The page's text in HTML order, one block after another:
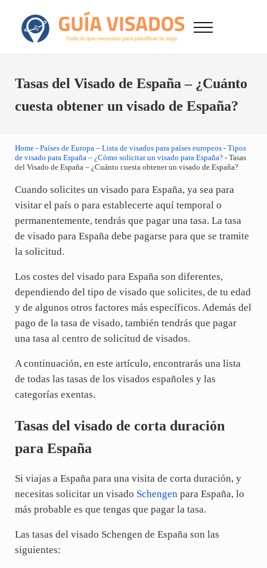
GuiaVisado.com - Guía de visados de viaje en
Otro sitio realizado con WordPress
Menu
Tasas del Visado de España – ¿Cuánto
cuesta obtener un visado de España?
Home- Países de Europa – Lista de visados para países europeos- Tipos
de visado para España – ¿Cómo solicitar un visado para España?- Tasas
del Visado de España – ¿Cuánto cuesta obtener un visado de España?
Cuando solicites un visado para España, ya sea para
visitar el país o para establecerte aquí temporal o
permanentemente, tendrás que pagar una tasa. La tasa
de visado para España debe pagarse para que se tramite
la solicitud.
Los costes del visado para España son diferentes,
dependiendo del tipo de visado que solicites, de tu edad
y de algunos otros factores más específicos. Además del
pago de la tasa de visado, también tendrás que pagar
una tasa al centro de solicitud de visados.
A continuación, en este artículo, encontrarás una lista
de todas las tasas de los visados españoles y las
categorías exentas.
Tasas del visado de corta duración
para España
Si viajas a España para una visita de corta duración, y
necesitas solicitar un visado Schengenpara España, lo
más probable es que tengas que pagar la tasa.
Las tasas del visado Schengen de España son las
siguientes: